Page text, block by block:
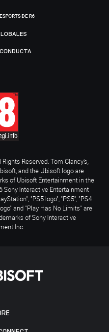
DE R6
Reserved. Tom Clancy’s,
and the Ubisoft logo are
of Ubisoft Entertainment in the
Sony Interactive Entertainment
"PS5 logo", "PS5", "PS4
and "Play Has No Limits" are
of Sony Interactive
Inc.